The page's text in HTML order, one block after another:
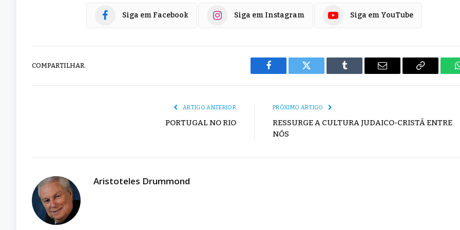
Siga em Facebook Siga em Instagram Siga em YouTube
COMPARTILHAR.
Facebook Twitter Tumblr
E-
Copiar
ARTIGO ANTERIOR
PORTUGAL NO RIO
PRÓXIMO ARTIGO
RESSURGE A CULTURA JUDAICO-CRISTÃ ENTRE
NÓS
Aristoteles Drummond